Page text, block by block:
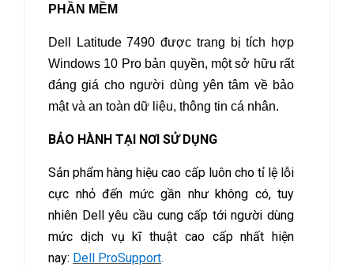
PHẦN MỀM
Dell Latitude 7490 được trang bị tích hợp
Windows 10 Pro bản quyền, một sở hữu rất
đáng giá cho người dùng yên tâm về bảo
mật và an toàn dữ liệu, thông tin cá nhân.
BẢO HÀNH TẠI NƠI SỬ DỤNG
Sản phẩm hàng hiệu cao cấp luôn cho tỉ lệ lỗi
cực nhỏ đến mức gần như không có, tuy
nhiên Dell yêu cầu cung cấp tới người dùng
mức dịch vụ kĩ thuật cao cấp nhất hiện
nay: Dell ProSupport.